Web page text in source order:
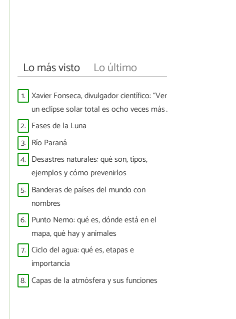
Lo más visto Lo último
1. Xavier Fonseca, divulgador científico: “Ver
un eclipse solar total es ocho veces más
difícil que ver a España ganar un Mundial”
2. Fases de la Luna
3. Río Paraná
4. Desastres naturales: qué son, tipos,
ejemplos y cómo prevenirlos
5. Banderas de países del mundo con
nombres
6. Punto Nemo: qué es, dónde está en el
mapa, qué hay y animales
7. Ciclo del agua: qué es, etapas e
importancia
8. Capas de la atmósfera y sus funciones